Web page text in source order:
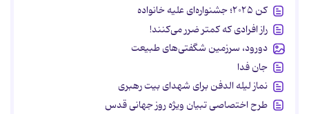
کن ۲۰۲۵؛ جشنواره‌ای علیه خانواده
راز افرادی که کمتر ضرر می‌کنند!
دورود، سرزمین شگفتی‌های طبیعت
جان فدا
نماز لیله الدفن برای شهدای بیت رهبری
طرح اختصاصی تبیان ویژه روز جهانی قدس